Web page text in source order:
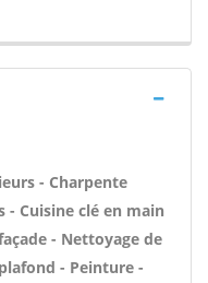
- Charpente
Cuisine clé en main
- Nettoyage de
- Peinture -